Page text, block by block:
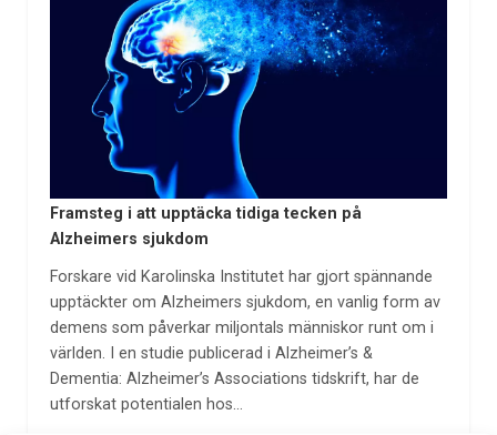
Framsteg i att upptäcka tidiga tecken på
Alzheimers sjukdom
Forskare vid Karolinska Institutet har gjort spännande
upptäckter om Alzheimers sjukdom, en vanlig form av
demens som påverkar miljontals människor runt om i
världen. I en studie publicerad i Alzheimer’s &
Dementia: Alzheimer’s Associations tidskrift, har de
utforskat potentialen hos…